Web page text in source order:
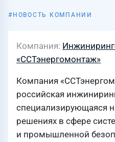
НОВОСТЬ КОМПАНИИ
Компания
«ССТэнергомонтаж»
Компания
российская
специализирующаяся
решениях в сфере
и промышленной